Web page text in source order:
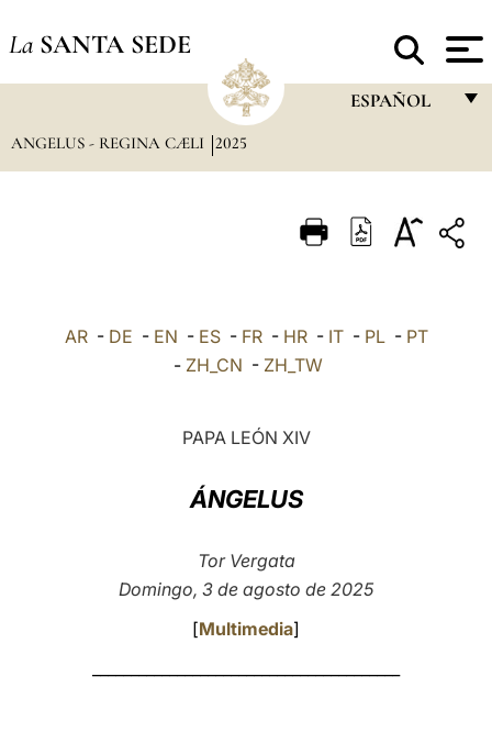
La SANTA SEDE
ESPAÑOL
ITALIANO
ANGELUS - REGINA CÆLI 2025
AR- DE - EN - ES- FR- HR- IT- PL- PT
- ZH_CN - ZH_TW
PAPA LEÓN XIV
ÁNGELUS
Tor Vergata
Domingo, 3 de agosto de 2025
[Multimedia]